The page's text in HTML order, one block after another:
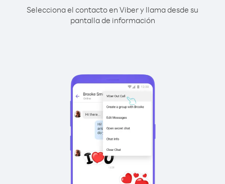
Selecciona el contacto en Viber y llama desde su
pantalla de información